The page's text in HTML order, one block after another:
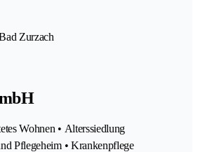
Zurzach
Wohnen • Alterssiedlung
Pflegeheim • Krankenpflege